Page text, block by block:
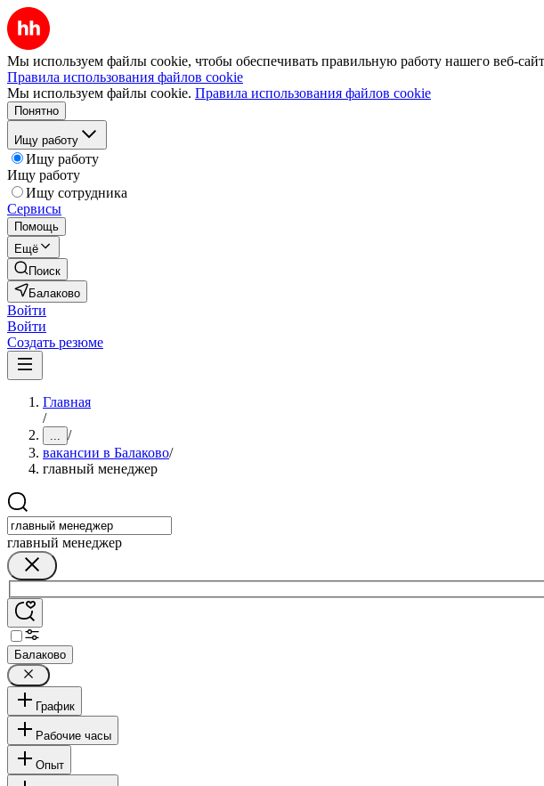
Мы используем файлы cookie, чтобы обеспечивать правильную работу нашего веб-
Правила использования файлов cookie
Мы используем файлы cookie. Правила использования файлов cookie
Понятно
Ищу работу
Ищу работу
Ищу работу
Ищу сотрудника
Сервисы
Помощь
Ещё
Поиск
Балаково
Войти
Войти
Создать резюме
Главная
/
... /
вакансии в Балаково/
главный менеджер
главный менеджер
Балаково
График
Рабочие часы
Опыт